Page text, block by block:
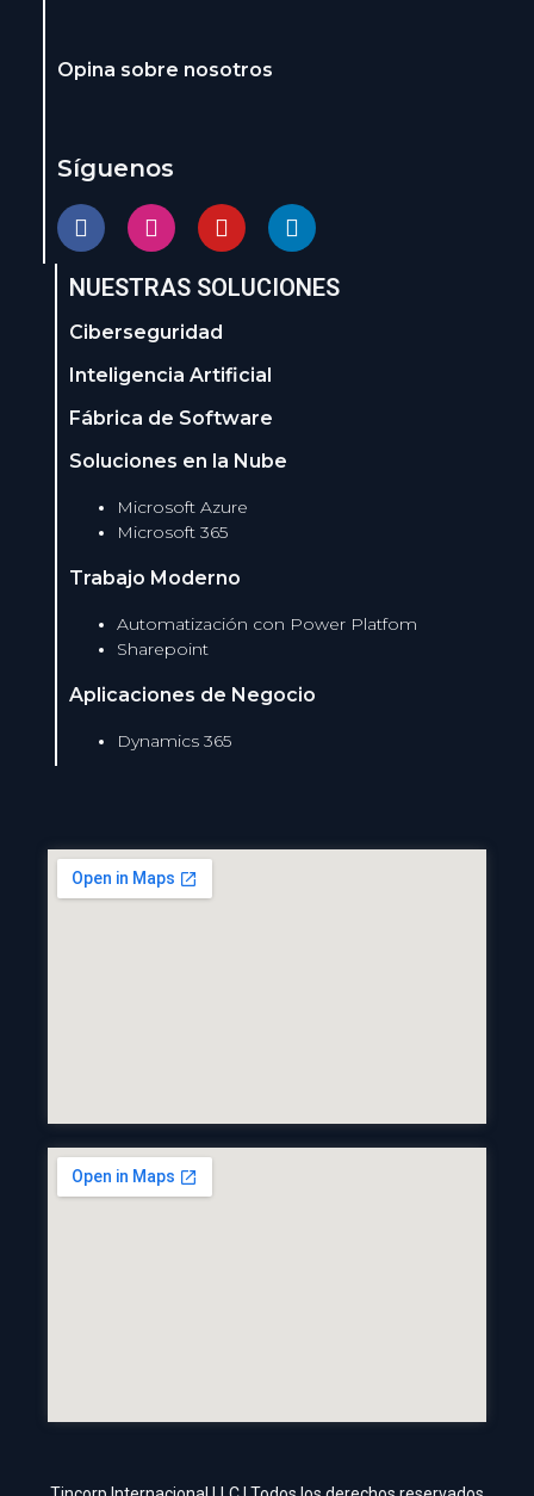
Opina sobre nosotros
Síguenos
NUESTRAS SOLUCIONES
Ciberseguridad
Inteligencia Artificial
Fábrica de Software
Soluciones en la Nube
Microsoft Azure
Microsoft 365
Trabajo Moderno
Automatización con Power Platfom
Sharepoint
Aplicaciones de Negocio
Dynamics 365